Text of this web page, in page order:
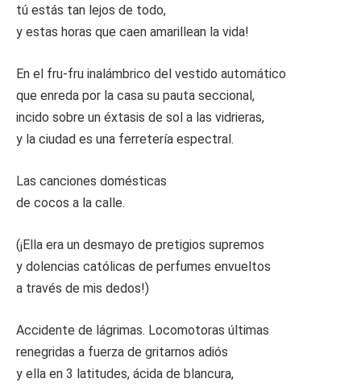
tú estás tan lejos de todo,
y estas horas que caen amarillean la vida!
En el fru-fru inalámbrico del vestido automático
que enreda por la casa su pauta seccional,
incido sobre un éxtasis de sol a las vidrieras,
y la ciudad es una ferretería espectral.
Las canciones domésticas
de cocos a la calle.
(¡Ella era un desmayo de pretigios supremos
y dolencias católicas de perfumes envueltos
a través de mis dedos!)
Accidente de lágrimas. Locomotoras últimas
renegridas a fuerza de gritarnos adiós
y ella en 3 latitudes, ácida de blancura,